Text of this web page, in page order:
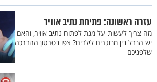
עזרה ראשונה: פתיחת נתיב אוויר
מה צריך לעשות על מנת לפתוח נתיב אוויר, והאם
יש הבדל בין מבוגרים לילדים? צפו בסרטון ההדרכה
שלפניכם